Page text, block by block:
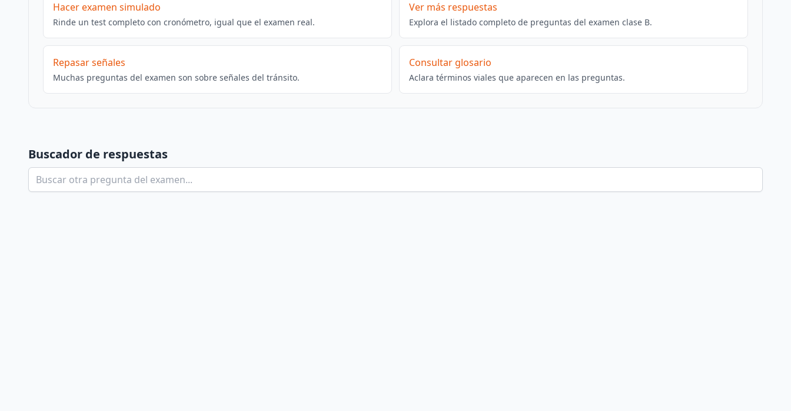
Hacer examen simulado
Rinde un test completo con cronómetro, igual que el examen real.
Ver más respuestas
Explora el listado completo de preguntas del examen clase B.
Repasar señales
Muchas preguntas del examen son sobre señales del tránsito.
Consultar glosario
Aclara términos viales que aparecen en las preguntas.
Buscador de respuestas